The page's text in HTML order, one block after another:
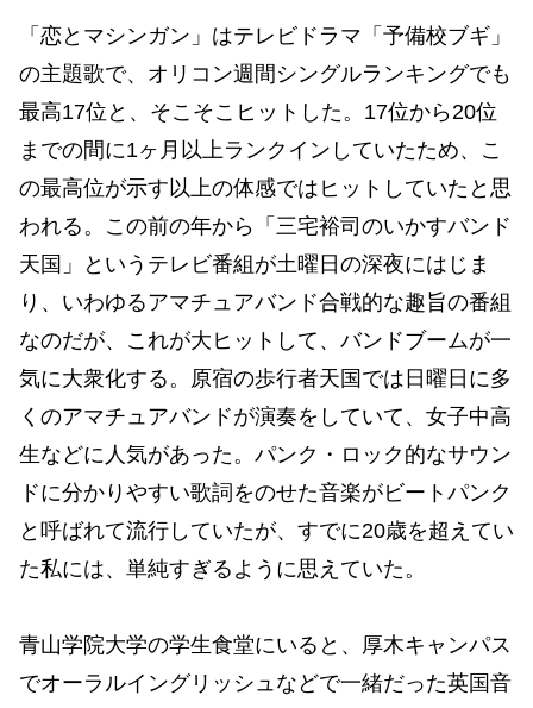
「恋とマシンガン」はテレビドラマ「予備校ブギ」
の主題歌で、オリコン週間シングルランキングでも
最高17位と、そこそこヒットした。17位から20位
までの間に1ヶ月以上ランクインしていたため、こ
の最高位が示す以上の体感ではヒットしていたと思
われる。この前の年から「三宅裕司のいかすバンド
天国」というテレビ番組が土曜日の深夜にはじま
り、いわゆるアマチュアバンド合戦的な趣旨の番組
なのだが、これが大ヒットして、バンドブームが一
気に大衆化する。原宿の歩行者天国では日曜日に多
くのアマチュアバンドが演奏をしていて、女子中高
生などに人気があった。パンク・ロック的なサウン
ドに分かりやすい歌詞をのせた音楽がビートパンク
と呼ばれて流行していたが、すでに20歳を超えてい
た私には、単純すぎるように思えていた。
青山学院大学の学生食堂にいると、厚木キャンパス
でオーラルイングリッシュなどで一緒だった英国音